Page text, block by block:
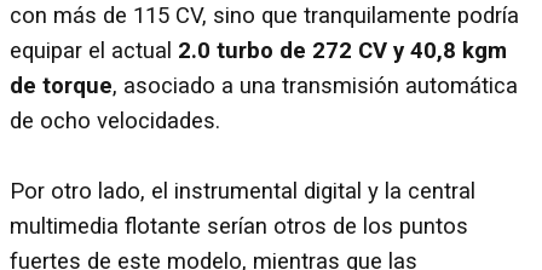
con más de 115 CV, sino que tranquilamente podría
equipar el actual 2.0 turbo de 272 CV y 40,8 kgm
de torque, asociado a una transmisión automática
de ocho velocidades.
Por otro lado, el instrumental digital y la central
multimedia flotante serían otros de los puntos
fuertes de este modelo, mientras que las